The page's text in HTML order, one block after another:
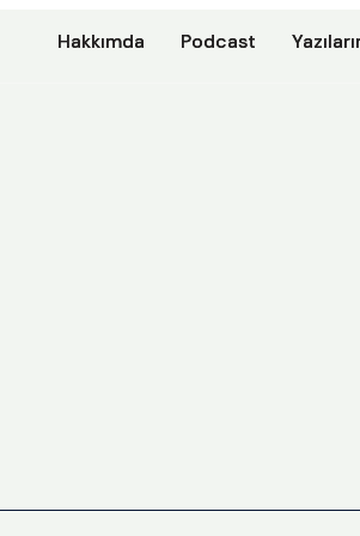
Hakkımda Podcast
Hakkımda Podcast